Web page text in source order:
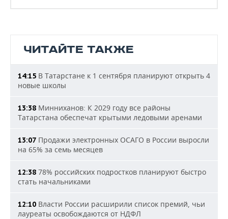
ЧИТАЙТЕ ТАКЖЕ
14:15 В Татарстане к 1 сентября планируют открыть 4
новые школы
13:38 Минниханов: К 2029 году все районы
Татарстана обеспечат крытыми ледовыми аренами
13:07 Продажи электронных ОСАГО в России выросли
на 65% за семь месяцев
12:38 78% российских подростков планируют быстро
стать начальниками
12:10 Власти России расширили список премий, чьи
лауреаты освобождаются от НДФЛ